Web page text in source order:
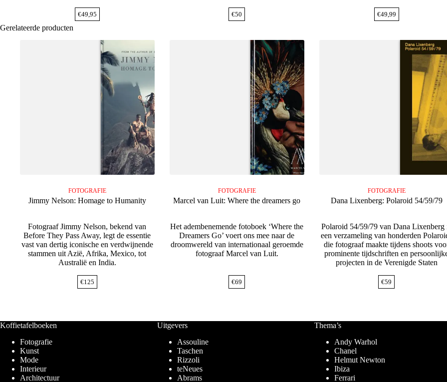
€49,95 €50 €49,99
Gerelateerde producten
FOTOGRAFIE
Jimmy Nelson: Homage to Humanity
Fotograaf Jimmy Nelson, bekend van
Before They Pass Away, legt de essentie
vast van dertig iconische en verdwijnende
stammen uit Azië, Afrika, Mexico, tot
Australië en India.
€125
FOTOGRAFIE
Marcel van Luit: Where the dreamers go
Het adembenemende fotoboek ‘Where the
Dreamers Go’ voert ons mee naar de
droomwereld van internationaal geroemde
fotograaf Marcel van Luit.
€69
FOTOGRAFIE
Dana Lixenberg: Polaroid 54/59/79
Polaroid 54/59/79 van Dana Lixenberg
een verzameling van honderden
die fotograaf maakte tijdens shoots
prominente tijdschriften en
projecten in de Verenigde Staten
€59
Koffietafelboeken
Fotografie
Kunst
Mode
Interieur
Architectuur
Uitgevers
Assouline
Taschen
Rizzoli
teNeues
Abrams
Thema’s
Andy Warhol
Chanel
Helmut Newton
Ibiza
Ferrari